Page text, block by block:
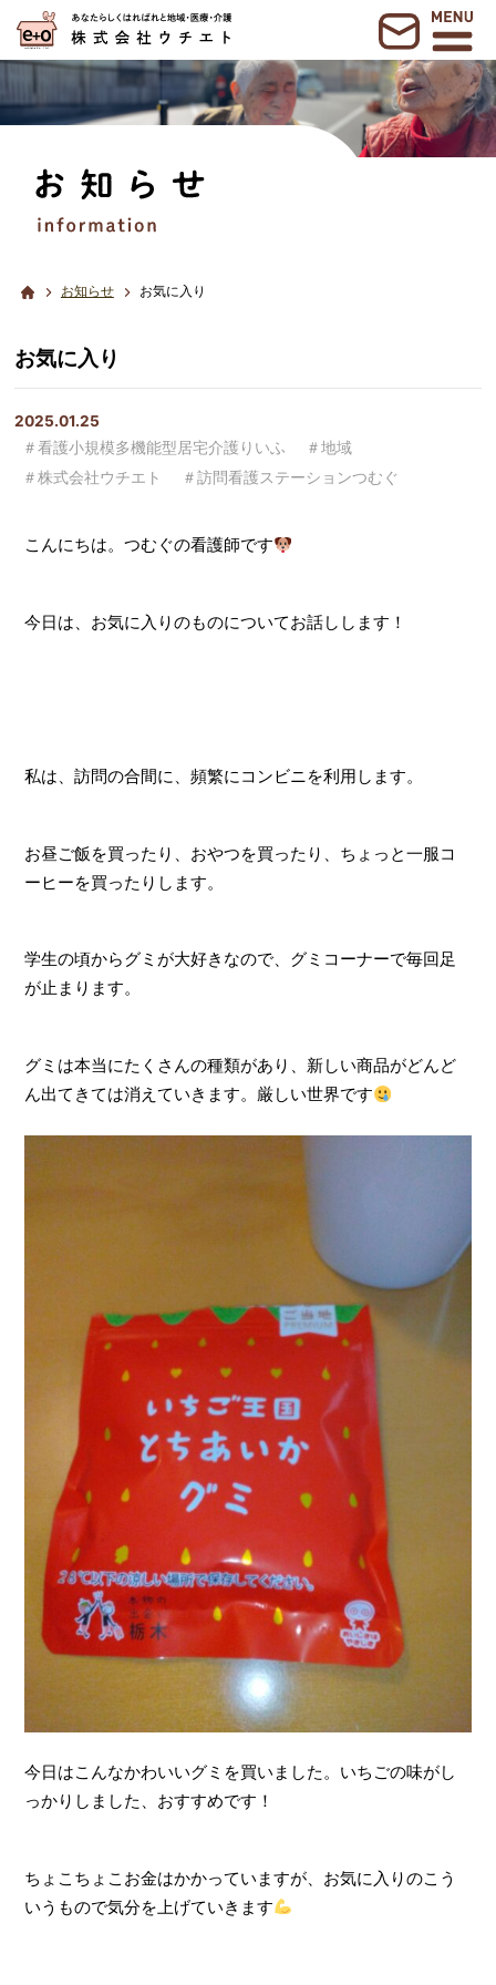
お知らせ お気に入り
お気に入り
2025.01.25
＃看護小規模多機能型居宅介護りいふ
＃地域
＃株式会社ウチエト
＃訪問看護ステーションつむぐ
こんにちは。つむぐの看護師です
今日は、お気に入りのものについてお話しします！
私は、訪問の合間に、頻繁にコンビニを利用します。
お昼ご飯を買ったり、おやつを買ったり、ちょっと一服コ
ーヒーを買ったりします。
学生の頃からグミが大好きなので、グミコーナーで毎回足
が止まります。
グミは本当にたくさんの種類があり、新しい商品がどんど
ん出てきては消えていきます。厳しい世界です
今日はこんなかわいいグミを買いました。いちごの味がし
っかりしました、おすすめです！
ちょこちょこお金はかかっていますが、お気に入りのこう
いうもので気分を上げていきます